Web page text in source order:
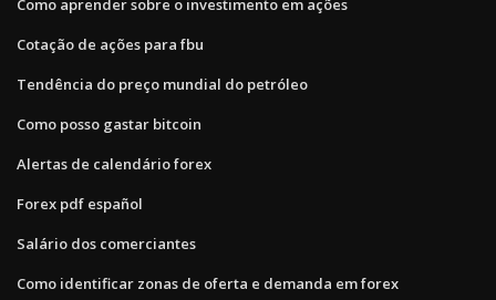
Como aprender sobre o investimento em ações
Cotação de ações para fbu
Tendência do preço mundial do petróleo
Como posso gastar bitcoin
Alertas de calendário forex
Forex pdf español
Salário dos comerciantes
Como identificar zonas de oferta e demanda em forex